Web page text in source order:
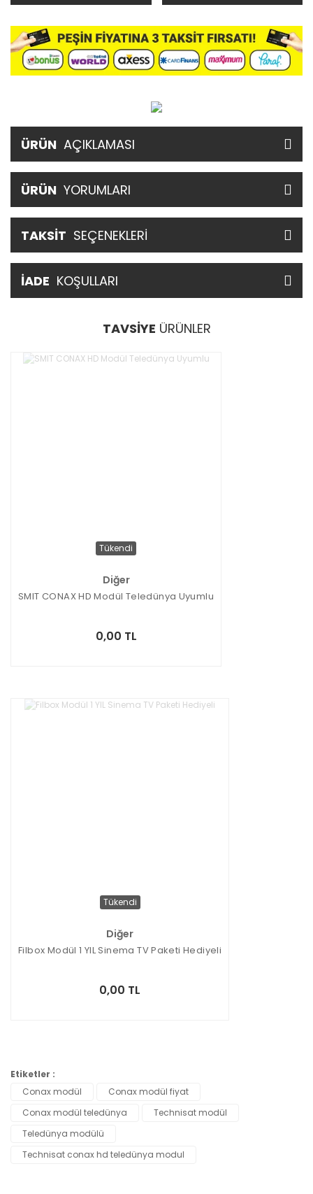
ÜRÜN AÇIKLAMASI
ÜRÜN YORUMLARI
TAKSİT SEÇENEKLERİ
İADE KOŞULLARI
TAVSİYE ÜRÜNLER
Tükendi
Diğer
SMIT CONAX HD Modül Teledünya Uyumlu
0,00 TL
Tükendi
Diğer
Filbox Modül 1 YIL Sinema TV Paketi Hediyeli
0,00 TL
Etiketler :
Conax modül
Conax modül fiyat
Conax modül teledünya
Technisat modül
Teledünya modülü
Technisat conax hd teledünya modul